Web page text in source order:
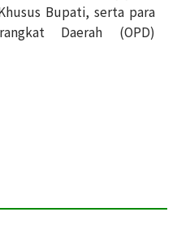
Bupati, serta para
Daerah (OPD)